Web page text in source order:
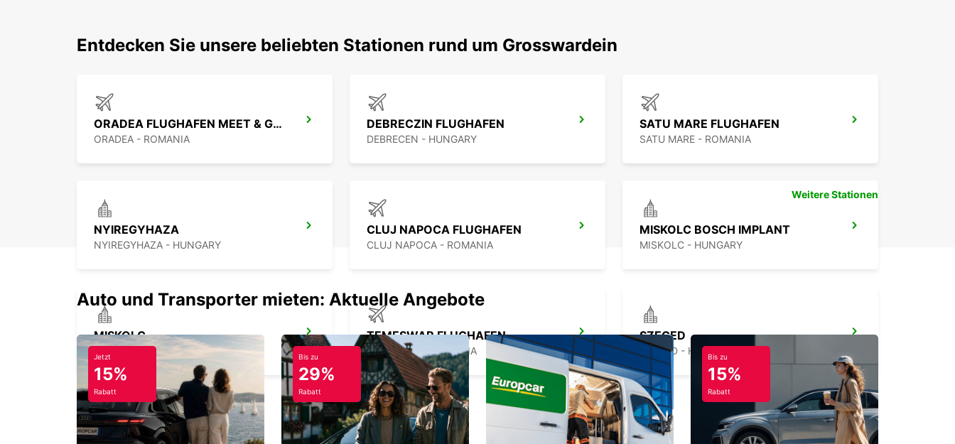
Entdecken Sie unsere beliebten Stationen rund um Grosswardein
ORADEA FLUGHAFEN MEET & GREET
ORADEA - ROMANIA
DEBRECZIN FLUGHAFEN
DEBRECEN - HUNGARY
SATU MARE FLUGHAFEN
SATU MARE - ROMANIA
NYIREGYHAZA
NYIREGYHAZA - HUNGARY
CLUJ NAPOCA FLUGHAFEN
CLUJ NAPOCA - ROMANIA
MISKOLC BOSCH IMPLANT
MISKOLC - HUNGARY
MISKOLC
MISKOLC - HUNGARY
TEMESWAR FLUGHAFEN
TIMISOARA - ROMANIA
SZEGED
SZEGED - HUNGARY
Weitere Stationen
Auto und Transporter mieten: Aktuelle Angebote
Jetzt
15%
Rabatt
Bis zu
29%
Rabatt
Bis zu
15%
Rabatt